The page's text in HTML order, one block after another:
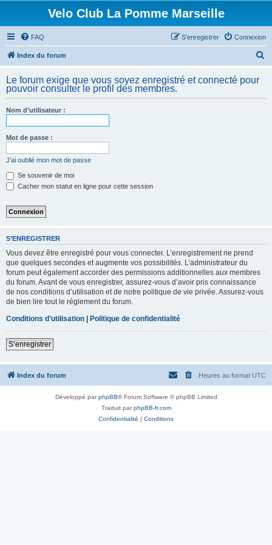
Velo Club La Pomme Marseille
FAQ Connexion
S’enregistrer
Index du forum
h
Le forum exige que vous soyez enregistré et connecté pour
pouvoir consulter le profil des membres.
Nom d’utilisateur :
Mot de passe :
J’ai oublié mon mot de passe
Se souvenir de moi
Cacher mon statut en ligne pour cette session
S’ENREGISTRER
Vous devez être enregistré pour vous connecter. L’enregistrement ne prend
que quelques secondes et augmente vos possibilités. L’administrateur du
forum peut également accorder des permissions additionnelles aux membres
du forum. Avant de vous enregistrer, assurez-vous d’avoir pris connaissance
de nos conditions d’utilisation et de notre politique de vie privée. Assurez-vous
de bien lire tout le règlement du forum.
Conditions d’utilisation | Politique de confidentialité
S’enregistrer
Index du forum Heures au format UTC
Développé parphpBB® Forum Software © phpBB Limited
Traduit parphpBB-fr.com
Confidentialité | Conditions